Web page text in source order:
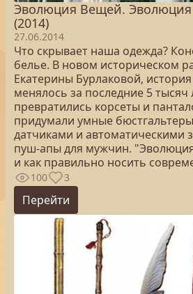
Эволюция Вещей.
(2014)
27.06.2014
Что скрывает наша одежда?
белье. В новом историческом
Екатерины Бурлаковой,
менялось за последние 5 тысяч
превратились корсеты и
придумали умные
датчиками и автоматическими
пуш-апы для мужчин.
и как правильно носить
100 3
Перейти